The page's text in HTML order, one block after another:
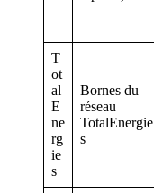
T
ot
al
E
ne
rg
ie
s
Bornes du
réseau
TotalEnergie
s